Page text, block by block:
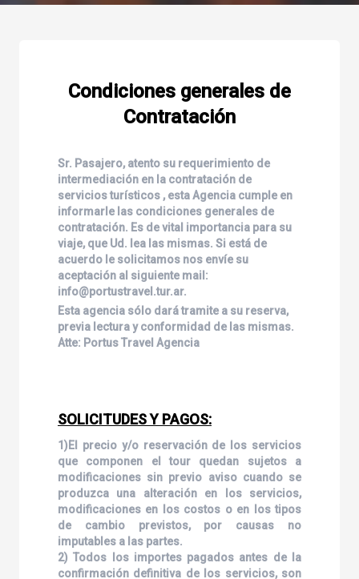
Condiciones generales de
Contratación
Sr. Pasajero, atento su requerimiento de
intermediación en la contratación de
servicios turísticos , esta Agencia cumple en
informarle las condiciones generales de
contratación. Es de vital importancia para su
viaje, que Ud. lea las mismas. Si está de
acuerdo le solicitamos nos envíe su
aceptación al siguiente mail:
info@portustravel.tur.ar.
Esta agencia sólo dará tramite a su reserva,
previa lectura y conformidad de las mismas.
Atte: Portus Travel Agencia
SOLICITUDES Y PAGOS:
1)El precio y/o reservación de los servicios
que componen el tour quedan sujetos a
modificaciones sin previo aviso cuando se
produzca una alteración en los servicios,
modificaciones en los costos o en los tipos
de cambio previstos, por causas no
imputables a las partes.
2) Todos los importes pagados antes de la
confirmación definitiva de los servicios, son